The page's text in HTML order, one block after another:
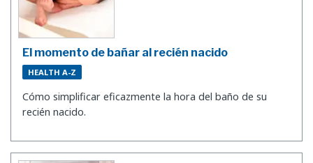
El momento de bañar al recién nacido
HEALTH A-Z
Cómo simplificar eficazmente la hora del baño de su
recién nacido.